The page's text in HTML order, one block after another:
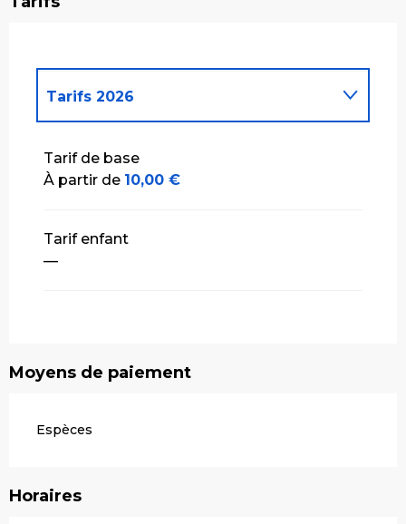
Tarifs 2026
Tarifs 2027
Tarif de base
À partir de 10,00 €
Tarif enfant
—
Moyens de paiement
Espèces
Horaires